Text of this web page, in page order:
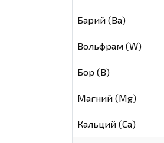
Барий (Ва)
Вольфрам (W)
Бор (В)
Магний (Mg)
Кальций (Са)